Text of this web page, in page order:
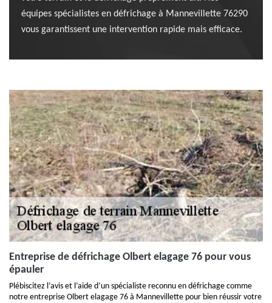
équipes spécialistes en défrichage à Mannevillette 76290
vous garantissent une intervention rapide mais efficace.
Entreprise de défrichage Olbert elagage 76 pour vous
épauler
Plébiscitez l’avis et l’aide d’un spécialiste reconnu en défrichage comme
notre entreprise Olbert elagage 76 à Mannevillette pour bien réussir votre